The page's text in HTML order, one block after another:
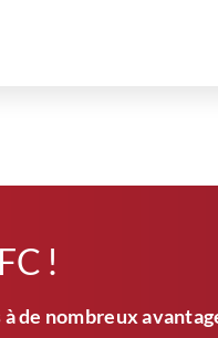
!
de nombreux